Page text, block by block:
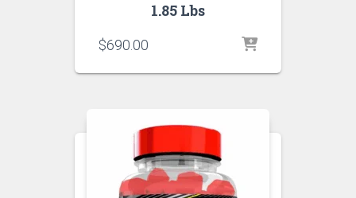
1.85 Lbs
$690.00